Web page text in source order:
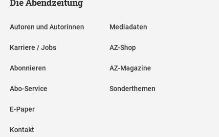
Die Abendzeitung
Autoren und Autorinnen
Karriere / Jobs
Abonnieren
Abo-Service
E-Paper
Kontakt
Mediadaten
AZ-Shop
AZ-Magazine
Sonderthemen